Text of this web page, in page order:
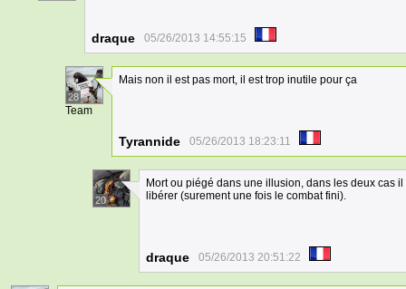
draque 05/26/2013 14:55:15
28
Team
Mais non il est pas mort, il est trop inutile pour ça
Tyrannide 05/26/2013 18:23:11
20
Mort ou piégé dans une illusion, dans les deux cas
libérer (surement une fois le combat fini).
draque 05/26/2013 20:51:22